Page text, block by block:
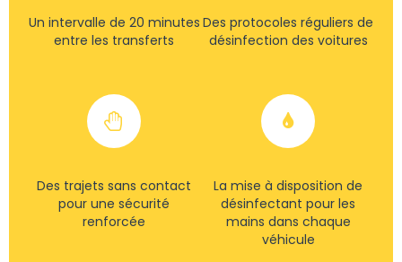
Un intervalle de 20 minutes
entre les transferts
Des protocoles réguliers de
désinfection des voitures
Des trajets sans contact
pour une sécurité
renforcée
La mise à disposition de
désinfectant pour les
mains dans chaque
véhicule